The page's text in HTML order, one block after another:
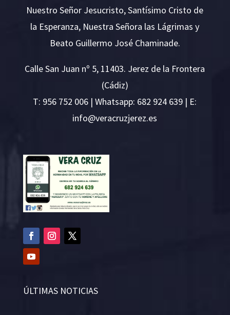
Nuestro Señor Jesucristo, Santísimo Cristo de
la Esperanza, Nuestra Señora las Lágrimas y
Beato Guillermo José Chaminade.
Calle San Juan nº 5, 11403. Jerez de la Frontera
(Cádiz)
T: 956 752 006 | Whatsapp: 682 924 639 | E:
se.ze
rejzu
rcare
v@ofn
i
ÚLTIMAS NOTICIAS